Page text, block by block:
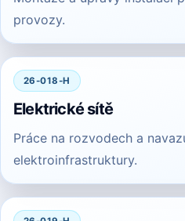
provozy.
26-018-H
Elektrické sítě
Práce na rozvodech a
elektroinfrastruktury.